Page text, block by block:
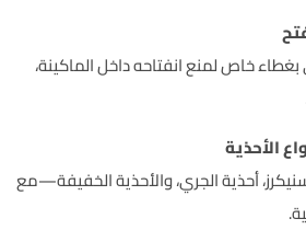
خاص لمنع انفتاحه داخل الماكينة،
الأحذية
أحذية الجري، والأحذية الخفيفة—مع